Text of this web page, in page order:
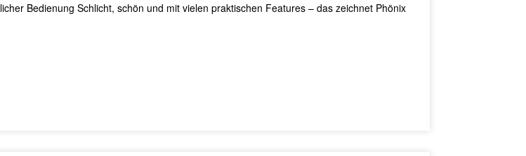
Bedienung Schlicht, schön und mit vielen praktischen Features – das zeichnet Phönix